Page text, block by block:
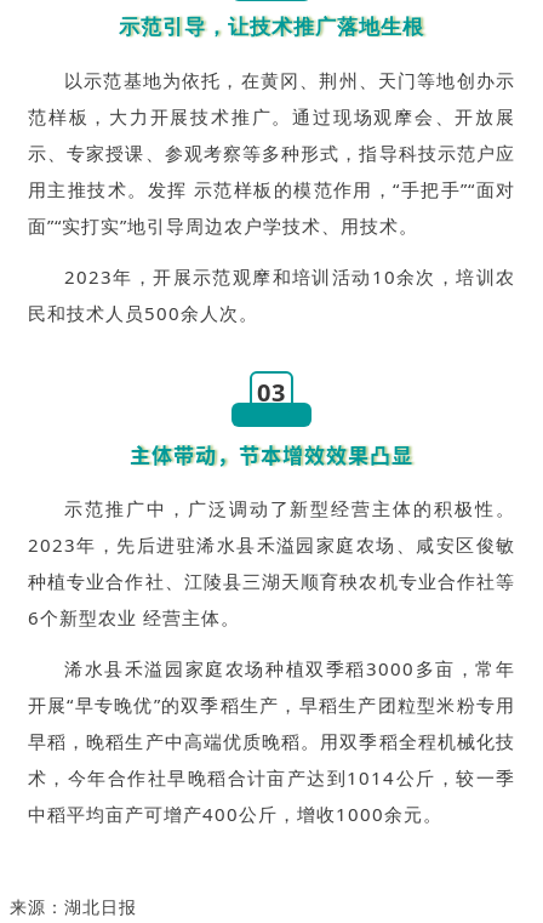
示范引导，让技术推广落地生根
以示范基地为依托，在黄冈、荆州、天门等地创办示
范样板，大力开展技术推广。通过现场观摩会、开放展
示、专家授课、参观考察等多种形式，指导科技示范户应
用主推技术。发挥 示范样板的模范作用，“手把手”“面对
面”“实打实”地引导周边农户学技术、用技术。
2023年，开展示范观摩和培训活动10余次，培训农
民和技术人员500余人次。
03
主体带动，节本增效效果凸显
示范推广中，广泛调动了新型经营主体的积极性。
2023年，先后进驻浠水县禾溢园家庭农场、咸安区俊敏
种植专业合作社、江陵县三湖天顺育秧农机专业合作社等
6个新型农业 经营主体。
浠水县禾溢园家庭农场种植双季稻3000多亩，常年
开展“早专晚优”的双季稻生产，早稻生产团粒型米粉专用
早稻，晚稻生产中高端优质晚稻。用双季稻全程机械化技
术，今年合作社早晚稻合计亩产达到1014公斤，较一季
中稻平均亩产可增产400公斤，增收1000余元。
来源：湖北日报